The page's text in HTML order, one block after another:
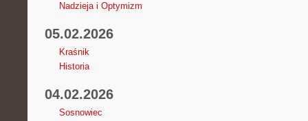
Nadzieja i Optymizm
05.02.2026
Kraśnik
Historia
04.02.2026
Sosnowiec